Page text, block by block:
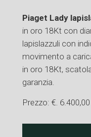
Piaget Lady
in oro 18Kt con
lapislazzuli con
movimento a
in oro 18Kt,
garanzia.
Prezzo: €. 6.400,00